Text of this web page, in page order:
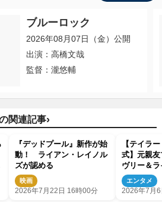
ブルーロック
2026年08月07日（金）公開
出演：高橋文哉
監督：瀧悠輔
関連記事›
『デッドプール』新作が始
動！ ライアン・レイノル
ズが認める
映画
2026年7月22日 16時00分
【テイラ
式】元親
ヴリー＆
ルズは招待
エンタメ
2026年7月